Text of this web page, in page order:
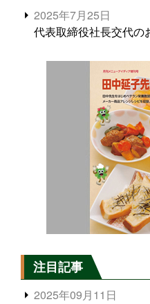
2025年7月25日
代表取締役社長交代の
注目記事
2025年09月11日